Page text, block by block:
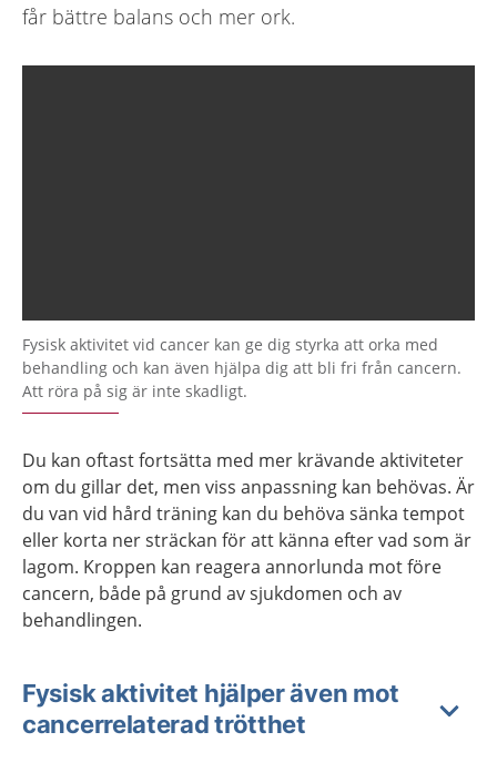
får bättre balans och mer ork.
Fysisk aktivitet vid cancer kan ge dig styrka att orka med
behandling och kan även hjälpa dig att bli fri från cancern.
Att röra på sig är inte skadligt.
Du kan oftast fortsätta med mer krävande aktiviteter
om du gillar det, men viss anpassning kan behövas. Är
du van vid hård träning kan du behöva sänka tempot
eller korta ner sträckan för att känna efter vad som är
lagom. Kroppen kan reagera annorlunda mot före
cancern, både på grund av sjukdomen och av
behandlingen.
Fysisk aktivitet hjälper även mot
cancerrelaterad trötthet